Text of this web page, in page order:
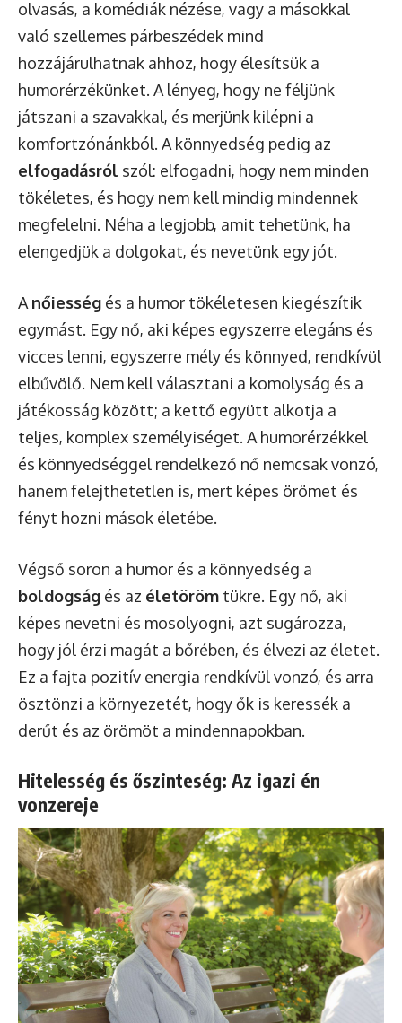
olvasás, a komédiák nézése, vagy a másokkal
való szellemes párbeszédek mind
hozzájárulhatnak ahhoz, hogy élesítsük a
humorérzékünket. A lényeg, hogy ne féljünk
játszani a szavakkal, és merjünk kilépni a
komfortzónánkból. A könnyedség pedig az
elfogadásról szól: elfogadni, hogy nem minden
tökéletes, és hogy nem kell mindig mindennek
megfelelni. Néha a legjobb, amit tehetünk, ha
elengedjük a dolgokat, és nevetünk egy jót.
A nőiesség és a humor tökéletesen kiegészítik
egymást. Egy nő, aki képes egyszerre elegáns és
vicces lenni, egyszerre mély és könnyed, rendkívül
elbűvölő. Nem kell választani a komolyság és a
játékosság között; a kettő együtt alkotja a
teljes, komplex személyiséget. A humorérzékkel
és könnyedséggel rendelkező nő nemcsak vonzó,
hanem felejthetetlen is, mert képes örömet és
fényt hozni mások életébe.
Végső soron a humor és a könnyedség a
boldogság és az életöröm tükre. Egy nő, aki
képes nevetni és mosolyogni, azt sugározza,
hogy jól érzi magát a bőrében, és élvezi az életet.
Ez a fajta pozitív energia rendkívül vonzó, és arra
ösztönzi a környezetét, hogy ők is keressék a
derűt és az örömöt a mindennapokban.
Hitelesség és őszinteség: Az igazi én
vonzereje